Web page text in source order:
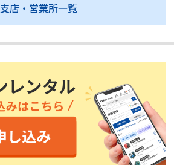
印刷用ページ
支店・営業所一覧